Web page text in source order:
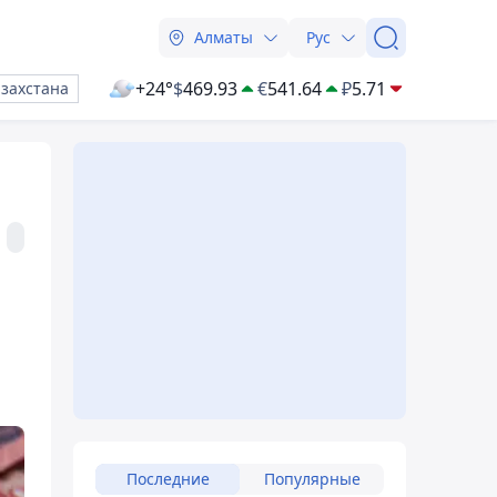
Алматы Рус
+24°$469.93 €541.64 ₽5.71
Последние Популярные